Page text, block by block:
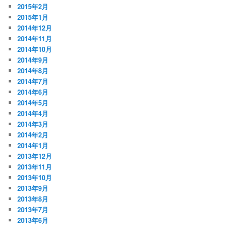
2015年2月
2015年1月
2014年12月
2014年11月
2014年10月
2014年9月
2014年8月
2014年7月
2014年6月
2014年5月
2014年4月
2014年3月
2014年2月
2014年1月
2013年12月
2013年11月
2013年10月
2013年9月
2013年8月
2013年7月
2013年6月